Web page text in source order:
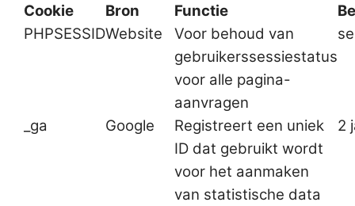
Cookie
Bron Functie
PHPSESSIDWebsite
Voor behoud van
gebruikerssessiestatus
voor alle pagina-
aanvragen
_ga Google
Registreert een uniek
ID dat gebruikt wordt
voor het aanmaken
van statistische data
2